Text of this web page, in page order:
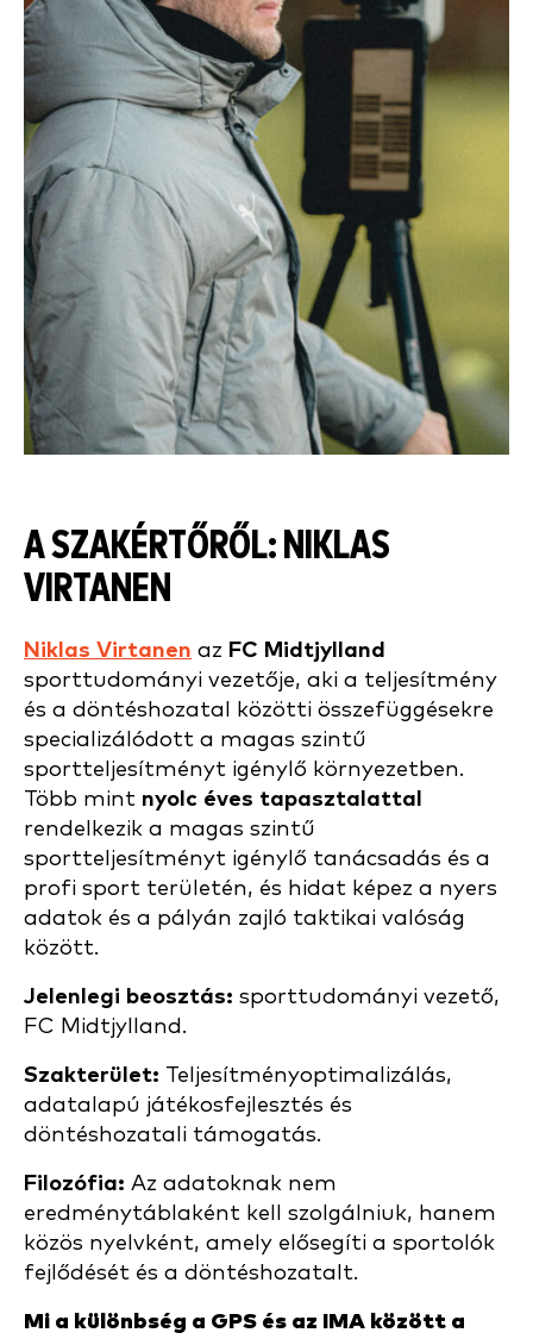
A SZAKÉRTŐRŐL: NIKLAS
VIRTANEN
Niklas Virtanen az FC Midtjylland
sporttudományi vezetője, aki a teljesítmény
és a döntéshozatal közötti összefüggésekre
specializálódott a magas szintű
sportteljesítményt igénylő környezetben.
Több mint nyolc éves tapasztalattal
rendelkezik a magas szintű
sportteljesítményt igénylő tanácsadás és a
profi sport területén, és hidat képez a nyers
adatok és a pályán zajló taktikai valóság
között.
Jelenlegi beosztás: sporttudományi vezető,
FC Midtjylland.
Szakterület: Teljesítményoptimalizálás,
adatalapú játékosfejlesztés és
döntéshozatali támogatás.
Filozófia: Az adatoknak nem
eredménytáblaként kell szolgálniuk, hanem
közös nyelvként, amely elősegíti a sportolók
fejlődését és a döntéshozatalt.
Mi a különbség a GPS és az IMA között a